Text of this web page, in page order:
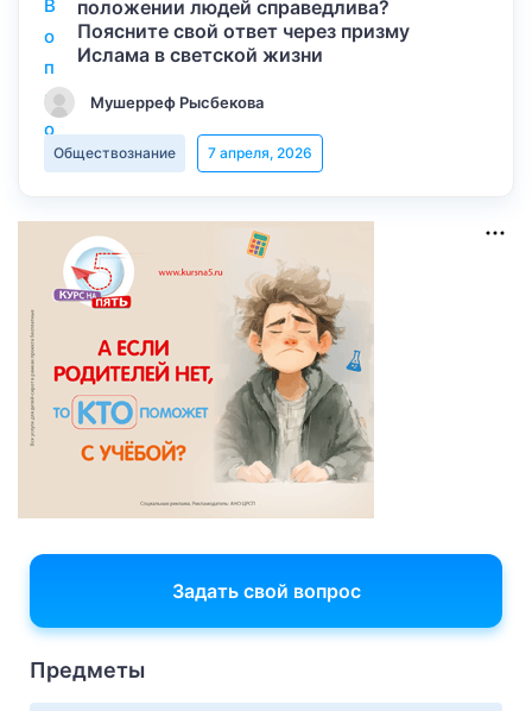
положении людей справедлива?
Поясните свой ответ через призму
Ислама в светской жизни
Мушерреф Рысбекова
Обществознание 7 апреля, 2026
Задать свой вопрос
Предметы